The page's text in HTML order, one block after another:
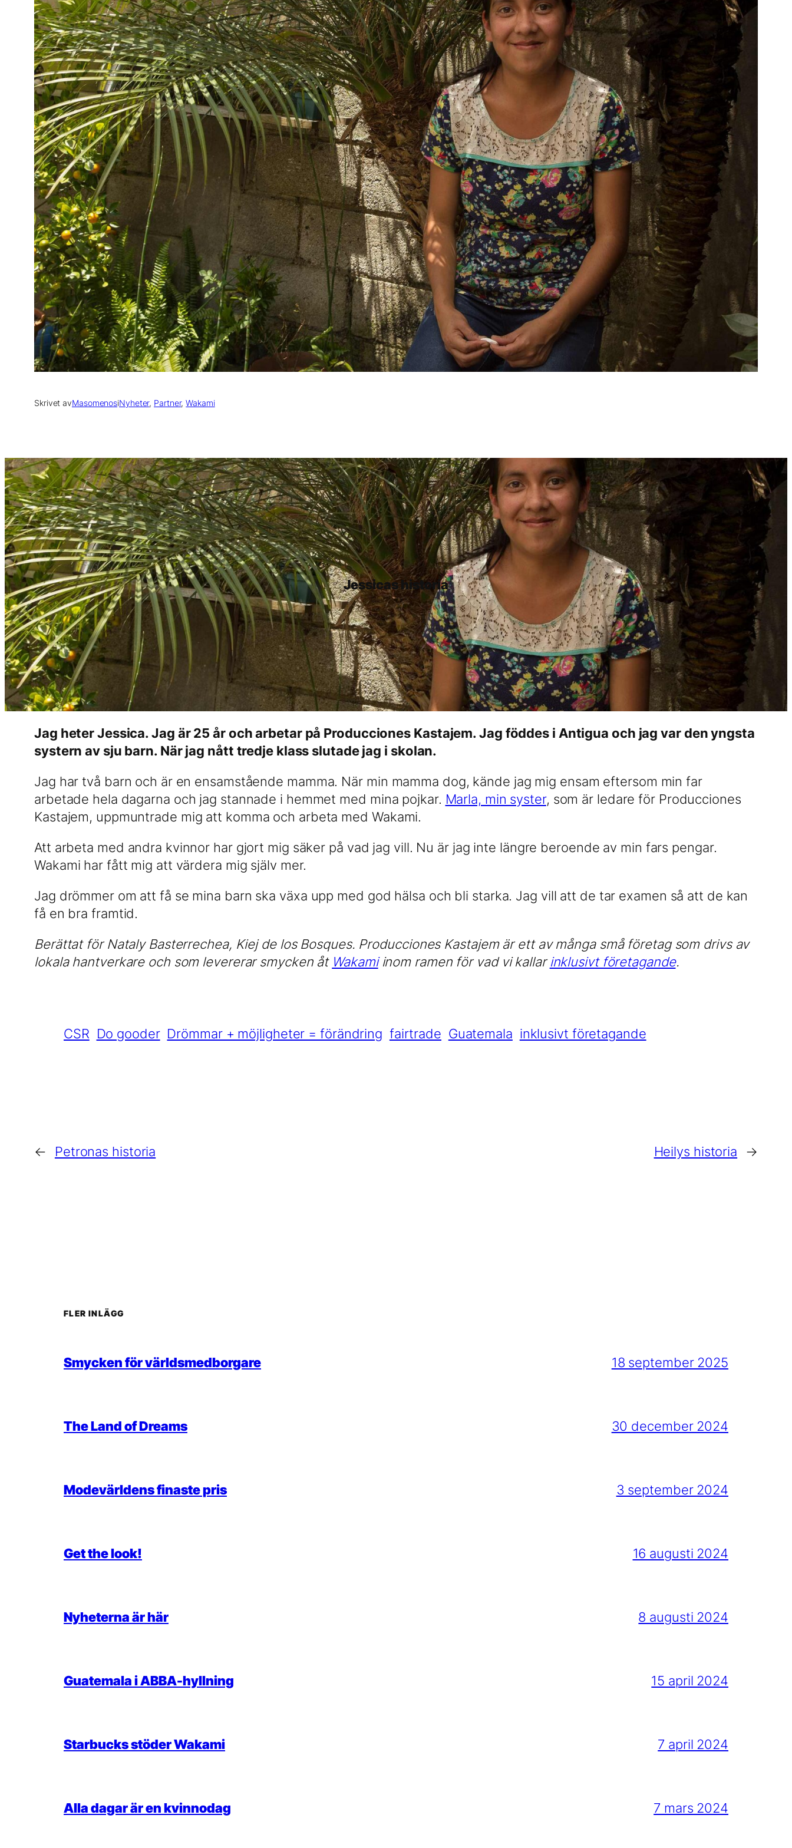
Skrivet avMasomenosiNyheter, Partner, Wakami
Jessicas historia
Jag heter Jessica. Jag är 25 år och arbetar på Producciones Kastajem. Jag föddes i Antigua och jag var den yngsta
systern av sju barn. När jag nått tredje klass slutade jag i skolan.
Jag har två barn och är en ensamstående mamma. När min mamma dog, kände jag mig ensam eftersom min far
arbetade hela dagarna och jag stannade i hemmet med mina pojkar. Marla, min syster, som är ledare för Producciones
Kastajem, uppmuntrade mig att komma och arbeta med Wakami.
Att arbeta med andra kvinnor har gjort mig säker på vad jag vill. Nu är jag inte längre beroende av min fars pengar.
Wakami har fått mig att värdera mig själv mer.
Jag drömmer om att få se mina barn ska växa upp med god hälsa och bli starka. Jag vill att de tar examen så att de kan
få en bra framtid.
Berättat för Nataly Basterrechea, Kiej de los Bosques. Producciones Kastajem är ett av många små företag som drivs av
lokala hantverkare och som levererar smycken åt Wakamiinom ramen för vad vi kallarinklusivt företagande.
CSR Do gooder Drömmar + möjligheter = förändring fairtrade Guatemala inklusivt företagande
← Petronas historia Heilys historia →
FLER INLÄGG
Smycken för världsmedborgare 18 september 2025
The Land of Dreams 30 december 2024
Modevärldens finaste pris 3 september 2024
Get the look! 16 augusti 2024
Nyheterna är här 8 augusti 2024
Guatemala i ABBA-hyllning 15 april 2024
Starbucks stöder Wakami 7 april 2024
Alla dagar är en kvinnodag 7 mars 2024